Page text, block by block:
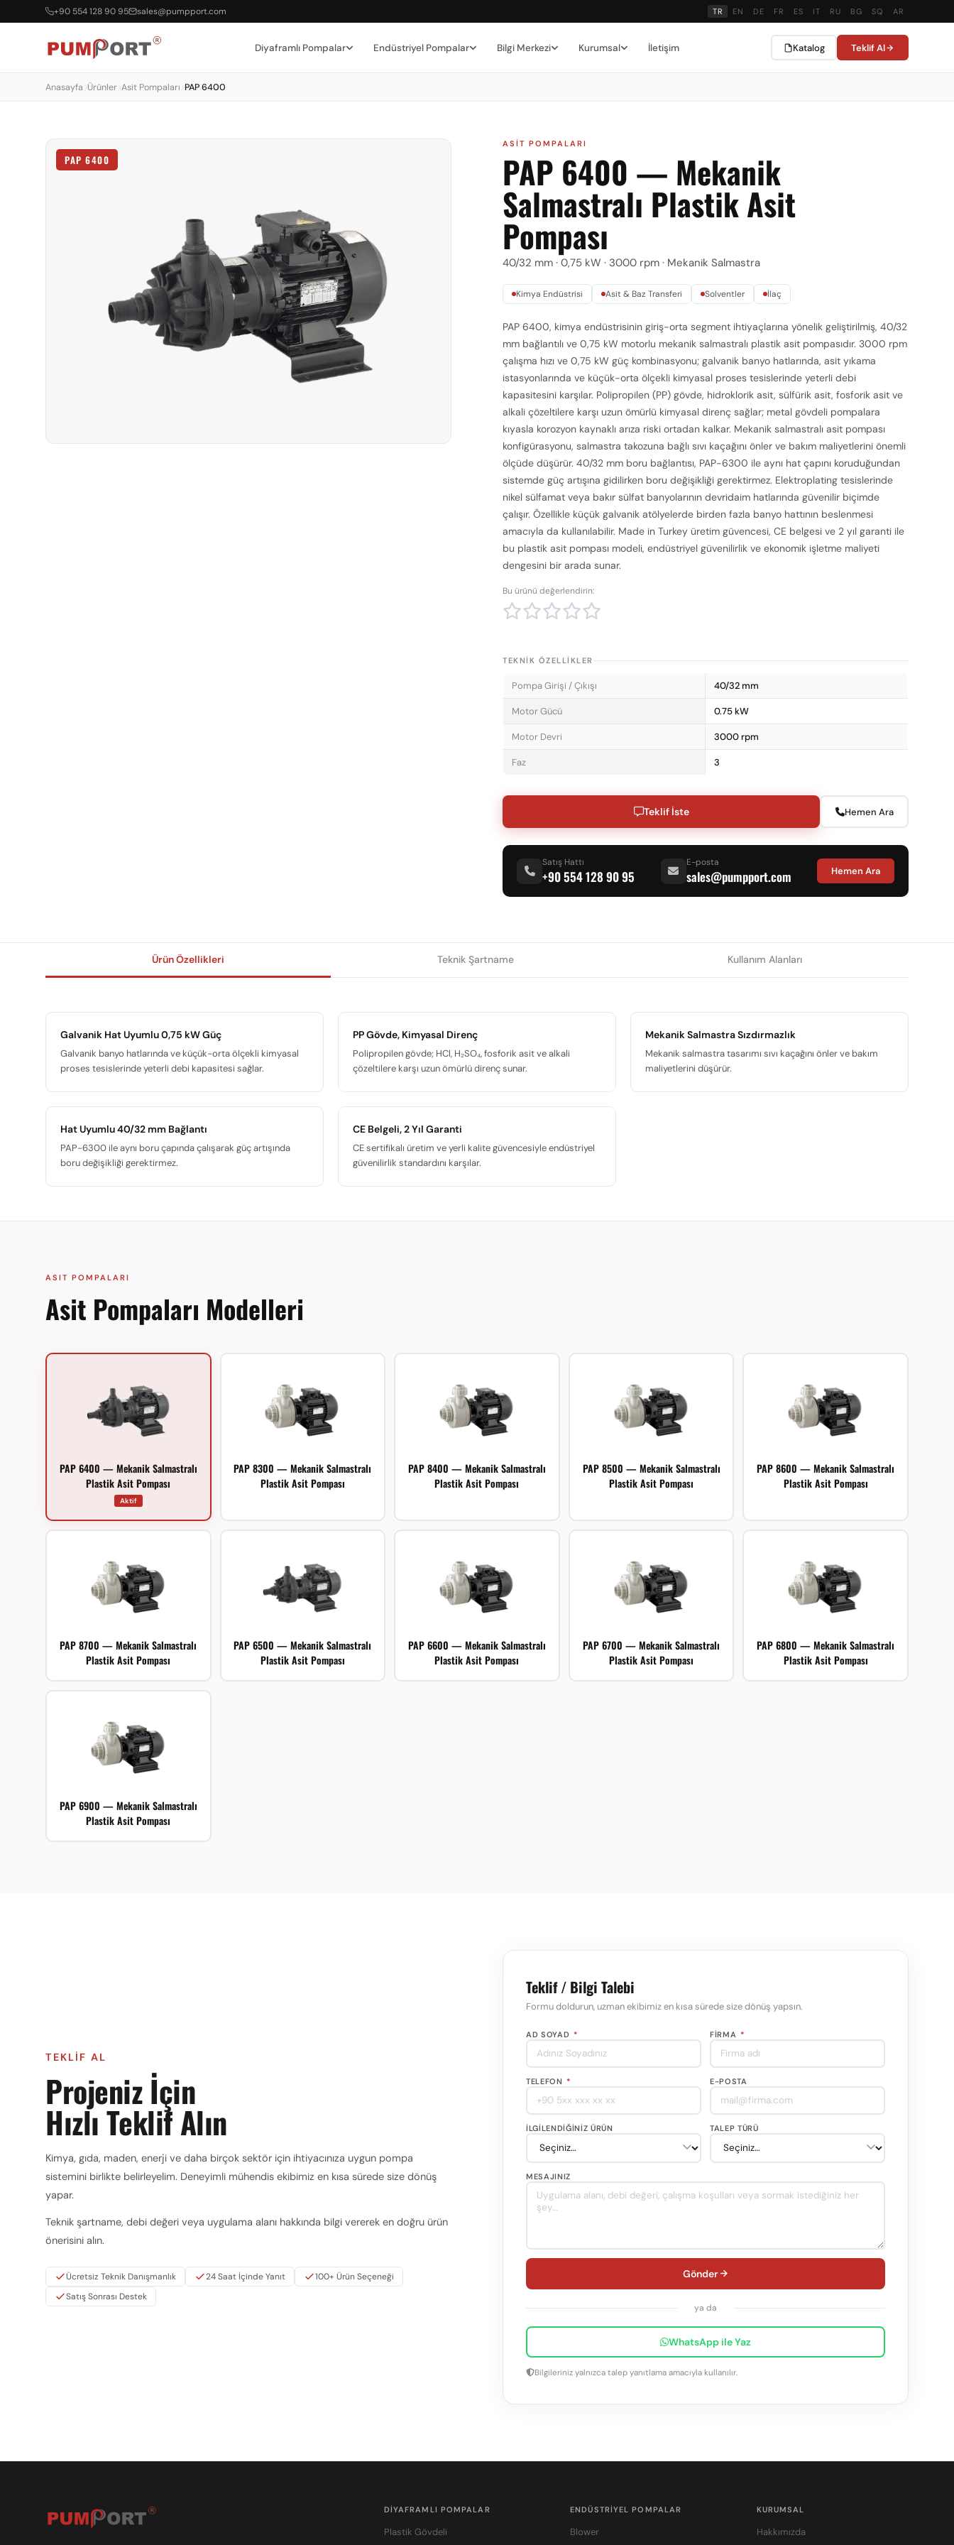
+90 554 128 90 95 sales@pumpport.com TR EN DE FR ES IT RU BG SQ AR
Diyaframlı Pompalar Endüstriyel Pompalar Bilgi Merkezi Kurumsal İletişim Katalog Teklif Al
Anasayfa Ürünler Asit Pompaları PAP 6400
PAP 6400
ASIT POMPALARI
PAP 6400 — Mekanik
Salmastralı Plastik Asit
Pompası
40/32 mm · 0,75 kW · 3000 rpm · Mekanik Salmastra
Kimya Endüstrisi Asit & Baz Transferi Solventler İlaç
PAP 6400, kimya endüstrisinin giriş-orta segment ihtiyaçlarına yönelik geliştirilmiş, 40/32
mm bağlantılı ve 0,75 kW motorlu mekanik salmastralı plastik asit pompasıdır. 3000 rpm
çalışma hızı ve 0,75 kW güç kombinasyonu; galvanik banyo hatlarında, asit yıkama
istasyonlarında ve küçük-orta ölçekli kimyasal proses tesislerinde yeterli debi
kapasitesini karşılar. Polipropilen (PP) gövde, hidroklorik asit, sülfürik asit, fosforik asit ve
alkali çözeltilere karşı uzun ömürlü kimyasal direnç sağlar; metal gövdeli pompalara
kıyasla korozyon kaynaklı arıza riski ortadan kalkar. Mekanik salmastralı asit pompası
konfigürasyonu, salmastra takozuna bağlı sıvı kaçağını önler ve bakım maliyetlerini önemli
ölçüde düşürür. 40/32 mm boru bağlantısı, PAP-6300 ile aynı hat çapını koruduğundan
sistemde güç artışına gidilirken boru değişikliği gerektirmez. Elektroplating tesislerinde
nikel sülfamat veya bakır sülfat banyolarının devridaim hatlarında güvenilir biçimde
çalışır. Özellikle küçük galvanik atölyelerde birden fazla banyo hattının beslenmesi
amacıyla da kullanılabilir. Made in Turkey üretim güvencesi, CE belgesi ve 2 yıl garanti ile
bu plastik asit pompası modeli, endüstriyel güvenilirlik ve ekonomik işletme maliyeti
dengesini bir arada sunar.
Bu ürünü değerlendirin:
TEKNIK ÖZELLIKLER
Pompa Girişi / Çıkışı 40/32 mm
Motor Gücü 0.75 kW
Motor Devri 3000 rpm
Faz 3
Teklif İste Hemen Ara
Satış Hattı
+90 554 128 90 95
E-posta
sales@pumpport.com Hemen Ara
Ürün Özellikleri Teknik Şartname Kullanım Alanları
Galvanik Hat Uyumlu 0,75 kW Güç
Galvanik banyo hatlarında ve küçük-orta ölçekli kimyasal
proses tesislerinde yeterli debi kapasitesi sağlar.
PP Gövde, Kimyasal Direnç
Polipropilen gövde; HCl, H₂SO₄, fosforik asit ve alkali
çözeltilere karşı uzun ömürlü direnç sunar.
Mekanik Salmastra Sızdırmazlık
Mekanik salmastra tasarımı sıvı kaçağını önler ve bakım
maliyetlerini düşürür.
Hat Uyumlu 40/32 mm Bağlantı
PAP-6300 ile aynı boru çapında çalışarak güç artışında
boru değişikliği gerektirmez.
CE Belgeli, 2 Yıl Garanti
CE sertifikalı üretim ve yerli kalite güvencesiyle endüstriyel
güvenilirlik standardını karşılar.
ASIT POMPALARI
Asit Pompaları Modelleri
PAP 6400 — Mekanik Salmastralı
Plastik Asit Pompası
Aktif
PAP 8300 — Mekanik Salmastralı
Plastik Asit Pompası
PAP 8400 — Mekanik Salmastralı
Plastik Asit Pompası
PAP 8500 — Mekanik Salmastralı
Plastik Asit Pompası
PAP 8600 — Mekanik Salmastralı
Plastik Asit Pompası
PAP 8700 — Mekanik Salmastralı
Plastik Asit Pompası
PAP 6500 — Mekanik Salmastralı
Plastik Asit Pompası
PAP 6600 — Mekanik Salmastralı
Plastik Asit Pompası
PAP 6700 — Mekanik Salmastralı
Plastik Asit Pompası
PAP 6800 — Mekanik Salmastralı
Plastik Asit Pompası
PAP 6900 — Mekanik Salmastralı
Plastik Asit Pompası
TEKLIF AL
Projeniz İçin
Hızlı Teklif Alın
Kimya, gıda, maden, enerji ve daha birçok sektör için ihtiyacınıza uygun pompa
sistemini birlikte belirleyelim. Deneyimli mühendis ekibimiz en kısa sürede size dönüş
yapar.
Teknik şartname, debi değeri veya uygulama alanı hakkında bilgi vererek en doğru ürün
önerisini alın.
Ücretsiz Teknik Danışmanlık 24 Saat İçinde Yanıt
100+ Ürün Seçeneği
Satış Sonrası Destek
Teklif / Bilgi Talebi
Formu doldurun, uzman ekibimiz en kısa sürede size dönüş yapsın.
AD SOYAD * FIRMA *
TELEFON * E-POSTA
İLGILENDIĞINIZ ÜRÜN TALEP TÜRÜ
MESAJINIZ
Gönder
ya da
WhatsApp ile Yaz
Bilgileriniz yalnızca talep yanıtlama amacıyla kullanılır.
DIYAFRAMLI POMPALAR
Plastik Gövdeli
ENDÜSTRIYEL POMPALAR
Blower
KURUMSAL
Hakkımızda